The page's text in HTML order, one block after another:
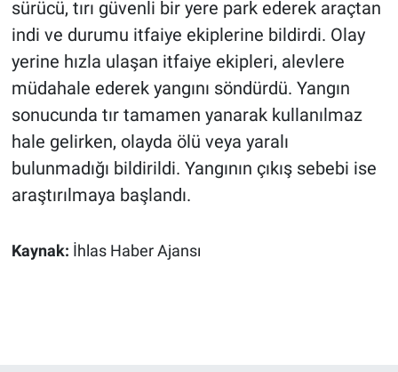
sürücü, tırı güvenli bir yere park ederek araçtan
indi ve durumu itfaiye ekiplerine bildirdi. Olay
yerine hızla ulaşan itfaiye ekipleri, alevlere
müdahale ederek yangını söndürdü. Yangın
sonucunda tır tamamen yanarak kullanılmaz
hale gelirken, olayda ölü veya yaralı
bulunmadığı bildirildi. Yangının çıkış sebebi ise
araştırılmaya başlandı.
Kaynak: İhlas Haber Ajansı